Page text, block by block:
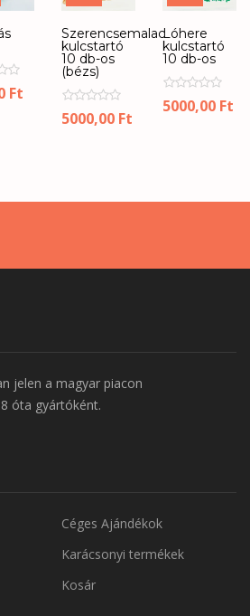
Ft
Szerencsemalac
kulcstartó
10 db-os
(bézs)
5000,00 Ft
Lóhere
kulcstartó
10 db-os
5000,00 Ft
jelen a magyar piacon
óta gyártóként.
Céges Ajándékok
Karácsonyi termékek
Kosár